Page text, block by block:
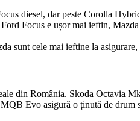
diesel, dar peste Corolla
Focus e ușor mai ieftin,
sunt cele mai ieftine la
din România. Skoda Octavia
Evo asigură o ținută de drum